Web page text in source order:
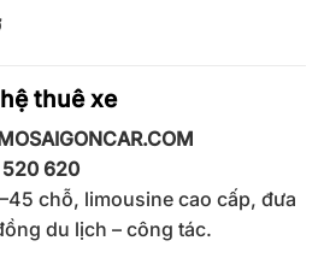
thuê xe
620
chỗ, limousine cao cấp, đưa
du lịch – công tác.